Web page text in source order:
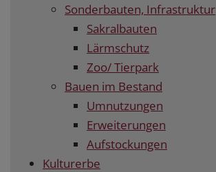
Sonderbauten, Infrastruktur
Sakralbauten
Lärmschutz
Zoo/ Tierpark
Bauen im Bestand
Umnutzungen
Erweiterungen
Aufstockungen
Kulturerbe